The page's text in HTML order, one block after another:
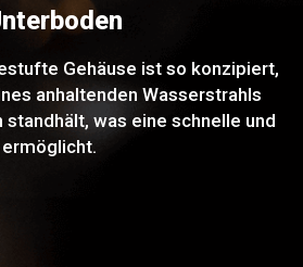
Gehäuse ist so konzipiert,
anhaltenden Wasserstrahls
standhält, was eine schnelle und